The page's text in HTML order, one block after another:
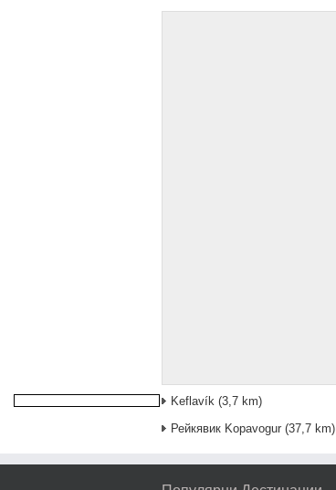
Keflavík (3,7 km)
Рейкявик Kopavogur (37,7 km)